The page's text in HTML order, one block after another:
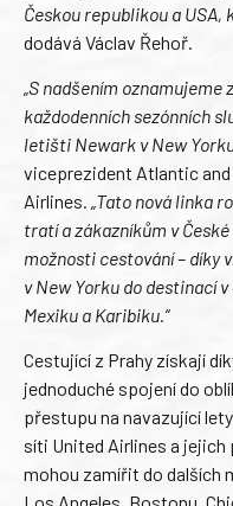
Českou republikou a USA,
dodává Václav Řehoř.
„S nadšením oznamujeme
každodenních sezónních
letišti Newark v New
viceprezident Atlantic
Airlines. „Tato nová linka
tratí a zákazníkům v
možnosti cestování – díky
v New Yorku do destinací
Mexiku a Karibiku.“
Cestující z Prahy získají
jednoduché spojení do
přestupu na navazující
síti United Airlines a
mohou zamířit do dalších